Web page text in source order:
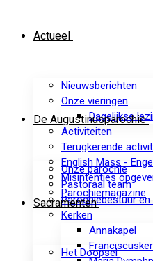
Actueel
Nieuwsberichten
Onze vieringen
Dagelijkse
Activiteiten
Terugkerende
English Mass -
Misintenties
Parochiemagazine
De Augustinusparochie
Onze parochie
Pastoraal team
Parochiebestuur en
Kerken
Annakapel
Sacramenten
Het Doopsel